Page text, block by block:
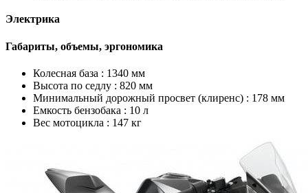
Электрика
Габариты, объемы, эргономика
Колесная база : 1340 мм
Высота по седлу : 820 мм
Минимальный дорожный просвет (клиренс) : 178 мм
Емкость бензобака : 10 л
Вес мотоцикла : 147 кг